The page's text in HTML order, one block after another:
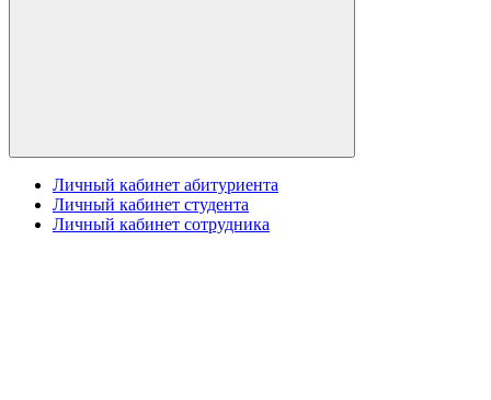
Личный кабинет абитуриента
Личный кабинет студента
Личный кабинет сотрудника